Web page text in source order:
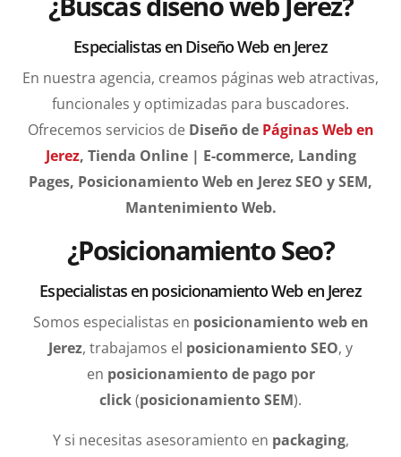
Especialistas en Diseño Web en Jerez
En nuestra agencia, creamos páginas web atractivas,
funcionales y optimizadas para buscadores.
Ofrecemos servicios de Diseño de Páginas Web en
Jerez, Tienda Online | E-commerce, Landing
Pages, Posicionamiento Web en Jerez SEO y SEM,
Mantenimiento Web.
¿Posicionamiento Seo?
Especialistas en posicionamiento Web en Jerez
Somos especialistas en posicionamiento web en
Jerez, trabajamos el posicionamiento SEO, y
en posicionamiento de pago por
click(posicionamiento SEM).
Y si necesitas asesoramiento en packaging,